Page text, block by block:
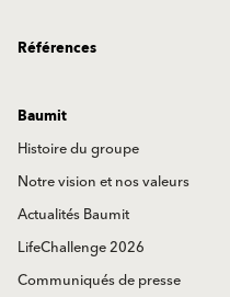
Références
Baumit
Histoire du groupe
Notre vision et nos valeurs
Actualités Baumit
LifeChallenge 2026
Communiqués de presse